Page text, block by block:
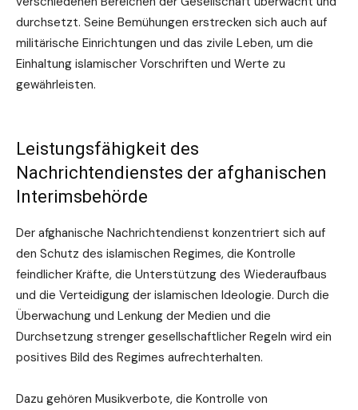
durchsetzt. Seine Bemühungen erstrecken sich auch auf
militärische Einrichtungen und das zivile Leben, um die
Einhaltung islamischer Vorschriften und Werte zu
gewährleisten.
Leistungsfähigkeit des
Nachrichtendienstes der afghanischen
Interimsbehörde
Der afghanische Nachrichtendienst konzentriert sich auf
den Schutz des islamischen Regimes, die Kontrolle
feindlicher Kräfte, die Unterstützung des Wiederaufbaus
und die Verteidigung der islamischen Ideologie. Durch die
Überwachung und Lenkung der Medien und die
Durchsetzung strenger gesellschaftlicher Regeln wird ein
positives Bild des Regimes aufrechterhalten.
Dazu gehören Musikverbote, die Kontrolle von